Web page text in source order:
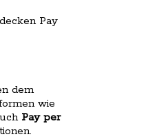
Pay
dem
wie
Pay per